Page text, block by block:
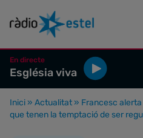
En directe
Església viva
Inici » Actualitat » Francesc
que tenen la temptació de ser